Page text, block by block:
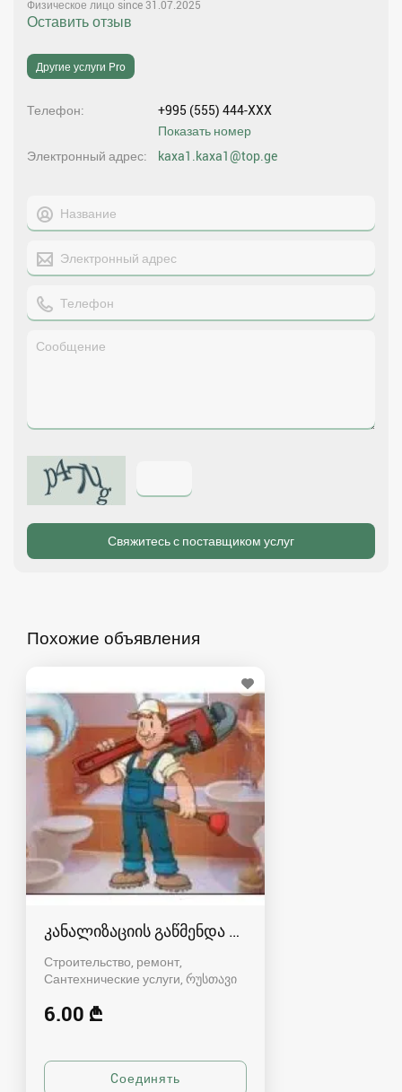
Физическое лицо since 31.07.2025
Оставить отзыв
Другие услуги Pro
Телефон
+995 (555) 444-XXX
Показать номер
Электронный адрес
kaxa1.kaxa1@top.ge
Похожие объявления
კანალიზაციის გაწმენდა რუსთავში
Строительство, ремонт,
Сантехнические услуги რუსთავი
6.00 ₾